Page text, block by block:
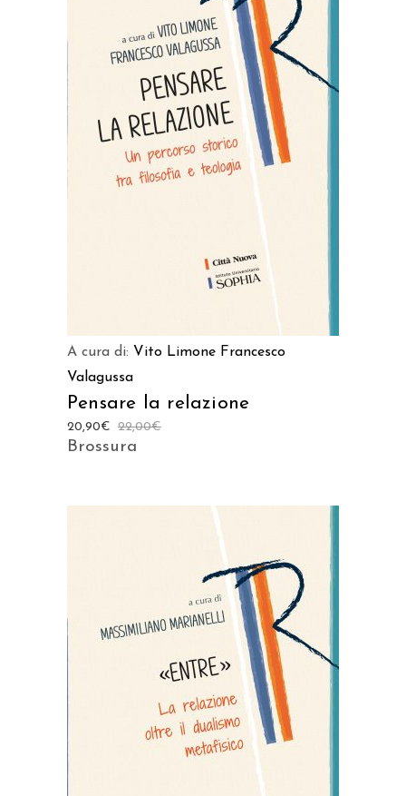
Prodotto acquistabile sui
seguenti store
ACQUISTA SU AMAZON
ACQUISTA SU IBS
A cura di: Vito Limone Francesco
Valagussa
Pensare la relazione
22,00€
20,90€
Brossura
AGGIUNGI AL CARRELLO